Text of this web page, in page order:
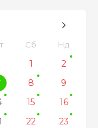
Сб Нд
1
2
8
9
15
16
22
23